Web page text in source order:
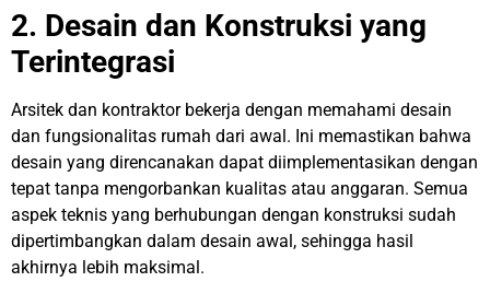
2. Desain dan Konstruksi yang
Terintegrasi
Arsitek dan kontraktor bekerja dengan memahami desain
dan fungsionalitas rumah dari awal. Ini memastikan bahwa
desain yang direncanakan dapat diimplementasikan dengan
tepat tanpa mengorbankan kualitas atau anggaran. Semua
aspek teknis yang berhubungan dengan konstruksi sudah
dipertimbangkan dalam desain awal, sehingga hasil
akhirnya lebih maksimal.